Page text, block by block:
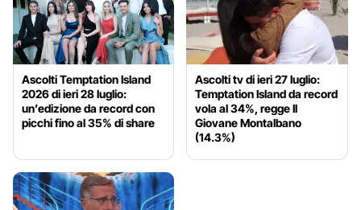
Ascolti Temptation Island
2026 di ieri 28 luglio:
un’edizione da record con
picchi fino al 35% di share
Ascolti tv di ieri 27 luglio:
Temptation Island da record
vola al 34%, regge Il
Giovane Montalbano
(14.3%)